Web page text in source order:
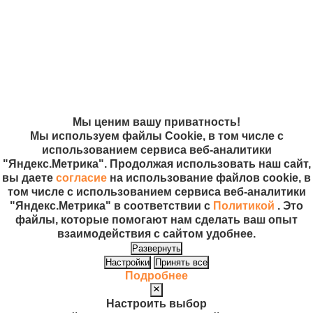
Мы ценим вашу приватность!
Мы используем файлы Cookie, в том числе с
использованием сервиса веб-аналитики
"Яндекс.Метрика". Продолжая использовать наш сайт,
вы даете согласие на использование файлов cookie, в
том числе с использованием сервиса веб-аналитики
"Яндекс.Метрика" в соответствии с Политикой . Это
файлы, которые помогают нам сделать ваш опыт
взаимодействия с сайтом удобнее.
Развернуть
Настройки
Принять все
Подробнее
Настроить выбор